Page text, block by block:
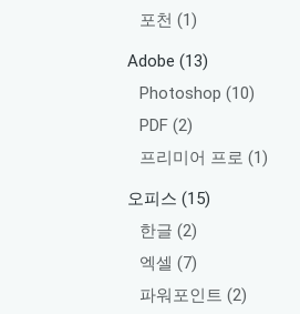
포천 (1)
Adobe (13)
Photoshop (10)
PDF (2)
프리미어 프로 (1)
오피스 (15)
한글 (2)
엑셀 (7)
파워포인트 (2)